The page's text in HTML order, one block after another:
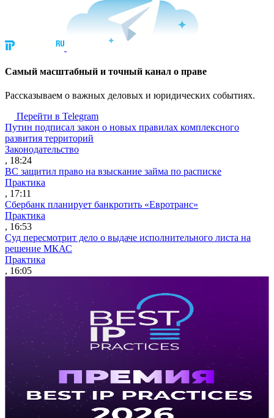
Cамый масштабный и точный канал о праве
Рассказываем о важных деловых и юридических событиях.
Перейти в Telegram
Путин подписал закон о новых правилах комплексного
развития территорий
Законодательство
, 18:24
ВС защитил право на взыскание займа по расписке
Практика
, 17:11
Сбербанк планирует банкротить «Евротранс»
Практика
, 16:53
Суд пересмотрит дело о выдаче исполнительного листа на
решение МКАС
Практика
, 16:05